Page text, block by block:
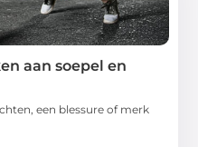
aan soepel en
een blessure of merk